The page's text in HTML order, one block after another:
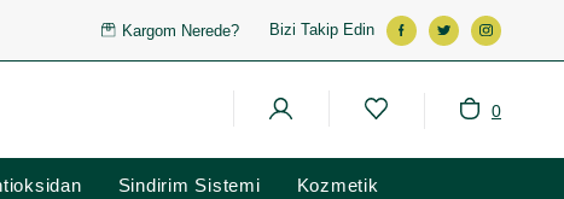
Kargom Nerede? Bizi Takip Edin
0
Sindirim Sistemi Kozmetik